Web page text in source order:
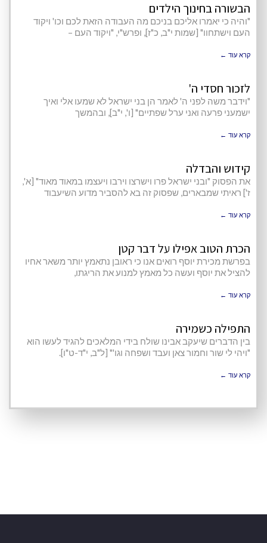
הבשורה בחינוך הילדים
"והיה כי יאמרו אליכם בניכם מה העבודה הזאת לכם וכו' ויקוד
העם וישתחוו" [שמות י"ב, כ"ז], ופרש"י, "ויקוד העם –
קרא עוד ←
לזכור חסדי ה'
"וידבר משה לפני ה' לאמר הן בני ישראל לא שמעו אלי ואיך
ישמעני פרעה ואני ערל שפתיים" [ו', י"ב], ובהמשך
קרא עוד ←
קידוש והבדלה
את הפסוק "ובני ישראל פרו וישרצו וירבו ויעצמו במאוד מאוד" [א',
ז'] ראיתי שמבארים, שפסוק זה בא להסביר מדוע השיעבוד
קרא עוד ←
הכרת הטוב אפילו על דבר קטן
בפרשת מכירת יוסף רואים אנו כי ראובן נתאמץ יותר משאר אחיו
להציל את יוסף ועשה כל מאמץ למנוע את הריגתו,
קרא עוד ←
התפילה כשמירה
בין הדברים שיעקב אבינו שולח בידי המלאכים להגיד לעשו הוא
"ויהי לי שור וחמור צאן ועבד ושפחה וגו'" [ל"ב, י"ד-ט"ו].
קרא עוד ←